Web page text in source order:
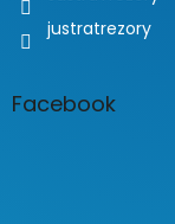
justratrezory
Facebook